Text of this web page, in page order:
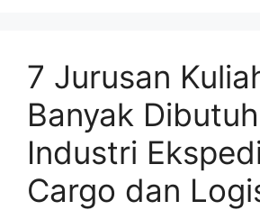
7 Jurusan
Banyak
Industri
Cargo dan